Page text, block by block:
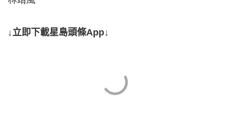
↓立即下載星島頭條App↓